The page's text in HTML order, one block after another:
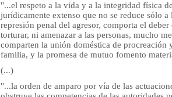
"...el respeto a la vida y a la integridad física
jurídicamente extenso que no se reduce sólo
represión penal del agresor, comporta el
torturar, ni amenazar a las personas, mucho
comparten la unión doméstica de procreación
familia, y la promesa de mutuo fomento
(...)
"...la orden de amparo por vía de las